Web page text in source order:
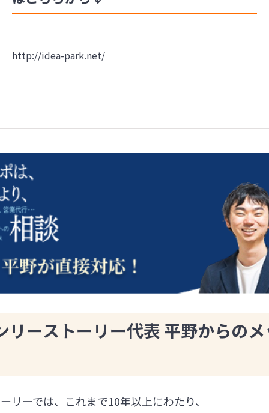
http://idea-park.net/
リーストーリー代表 平野からの
リーでは、これまで10年以上にわたり、